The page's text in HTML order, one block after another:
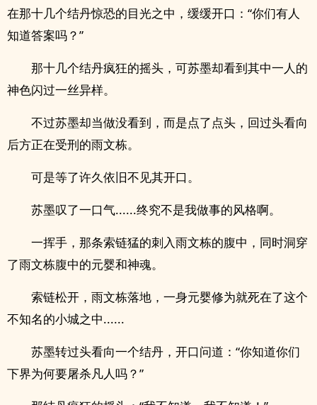
在那十几个结丹惊恐的目光之中，缓缓开口：“你们有人
知道答案吗？”
那十几个结丹疯狂的摇头，可苏墨却看到其中一人的
神色闪过一丝异样。
不过苏墨却当做没看到，而是点了点头，回过头看向
后方正在受刑的雨文栋。
可是等了许久依旧不见其开口。
苏墨叹了一口气......终究不是我做事的风格啊。
一挥手，那条索链猛的刺入雨文栋的腹中，同时洞穿
了雨文栋腹中的元婴和神魂。
索链松开，雨文栋落地，一身元婴修为就死在了这个
不知名的小城之中......
苏墨转过头看向一个结丹，开口问道：“你知道你们
下界为何要屠杀凡人吗？”